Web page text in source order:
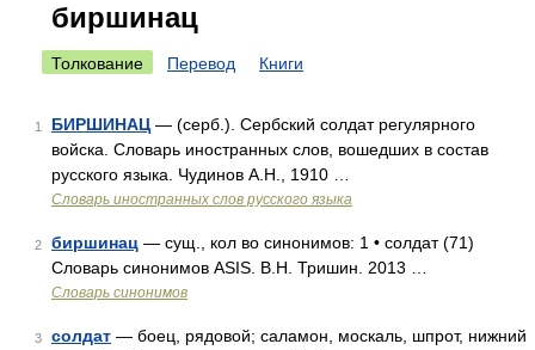
биршинац
Толкование Перевод Книги
1 БИРШИНАЦ — (серб.). Сербский солдат регулярного
войска. Словарь иностранных слов, вошедших в состав
русского языка. Чудинов А.Н., 1910 …
Словарь иностранных слов русского языка
2 биршинац — сущ., кол во синонимов: 1 • солдат (71)
Словарь синонимов ASIS. В.Н. Тришин. 2013 …
Словарь синонимов
3 солдат — боец, рядовой; саламон, москаль, шпрот, нижний